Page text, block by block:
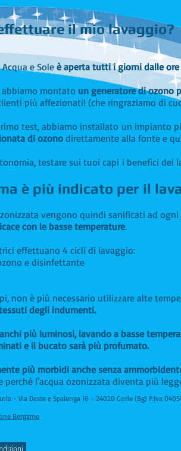
il mio lavaggio?
e Soleè aperta tutti i giorni dalle ore
abbiamo montato un generatore di ozono
più affezionati! (che ringraziamo di
test, abbiamo installato un impianto
di ozono direttamente alla fonte e
testare sui tuoi capi i benefici del
è più indicato per il
vengono quindi sanificati ad
con le basse temperature.
effettuano 4 cicli di lavaggio:
e disinfettante
non è più necessario utilizzare alte
degli indumenti.​
più luminosi, lavando a basse
e il bucato sarà più profumato.
più morbidi anche senza
perché l'acqua ozonizzata diventa più
- Via Daste e Spalenga 16 - 24020 Gorle (Bg) P.Iva
Bergamo